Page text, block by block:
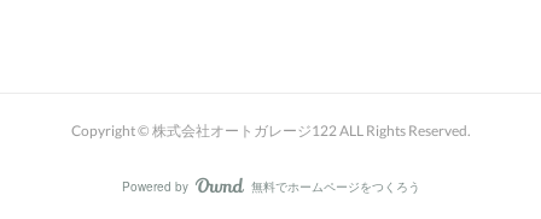
Copyright © 株式会社オートガレージ122 ALL Rights Reserved.
Powered by AmebaOwnd
無料でホームページをつくろう